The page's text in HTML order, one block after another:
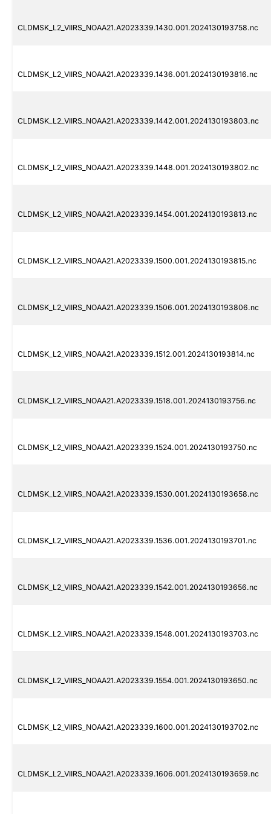
CLDMSK_L2_VIIRS_NOAA21.A2023339.1430.001.2024130193758.nc
CLDMSK_L2_VIIRS_NOAA21.A2023339.1436.001.2024130193816.nc
CLDMSK_L2_VIIRS_NOAA21.A2023339.1442.001.2024130193803.nc
CLDMSK_L2_VIIRS_NOAA21.A2023339.1448.001.2024130193802.nc
CLDMSK_L2_VIIRS_NOAA21.A2023339.1454.001.2024130193813.nc
CLDMSK_L2_VIIRS_NOAA21.A2023339.1500.001.2024130193815.nc
CLDMSK_L2_VIIRS_NOAA21.A2023339.1506.001.2024130193806.nc
CLDMSK_L2_VIIRS_NOAA21.A2023339.1512.001.2024130193814.nc
CLDMSK_L2_VIIRS_NOAA21.A2023339.1518.001.2024130193756.nc
CLDMSK_L2_VIIRS_NOAA21.A2023339.1524.001.2024130193750.nc
CLDMSK_L2_VIIRS_NOAA21.A2023339.1530.001.2024130193658.nc
CLDMSK_L2_VIIRS_NOAA21.A2023339.1536.001.2024130193701.nc
CLDMSK_L2_VIIRS_NOAA21.A2023339.1542.001.2024130193656.nc
CLDMSK_L2_VIIRS_NOAA21.A2023339.1548.001.2024130193703.nc
CLDMSK_L2_VIIRS_NOAA21.A2023339.1554.001.2024130193650.nc
CLDMSK_L2_VIIRS_NOAA21.A2023339.1600.001.2024130193702.nc
CLDMSK_L2_VIIRS_NOAA21.A2023339.1606.001.2024130193659.nc